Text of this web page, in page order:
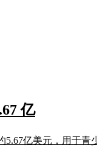
亿
亿美元，用于